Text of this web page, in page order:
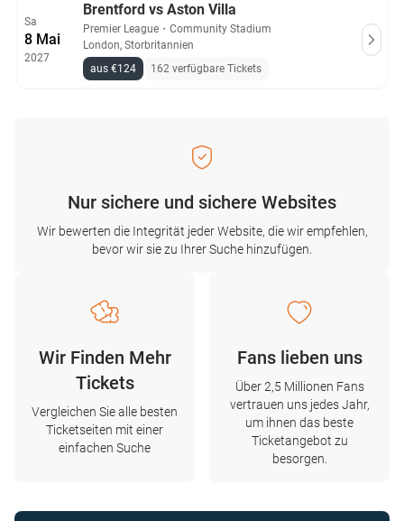
Sa
8 Mai
2027
Brentford vs Aston Villa
Premier League ・ Community Stadium
London, Storbritannien
aus €124
162 verfügbare Tickets
Nur sichere und sichere Websites
Wir bewerten die Integrität jeder Website, die wir empfehlen,
bevor wir sie zu Ihrer Suche hinzufügen.
Wir Finden Mehr
Tickets
Vergleichen Sie alle besten
Ticketseiten mit einer
einfachen Suche
Fans lieben uns
Über 2,5 Millionen Fans
vertrauen uns jedes Jahr,
um ihnen das beste
Ticketangebot zu
besorgen.